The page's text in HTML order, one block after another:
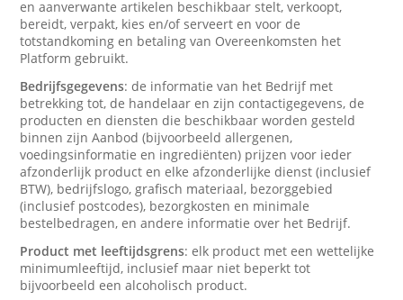
en aanverwante artikelen beschikbaar stelt, verkoopt,
bereidt, verpakt, kies en/of serveert en voor de
totstandkoming en betaling van Overeenkomsten het
Platform gebruikt.
Bedrijfsgegevens: de informatie van het Bedrijf met
betrekking tot, de handelaar en zijn contactigegevens, de
producten en diensten die beschikbaar worden gesteld
binnen zijn Aanbod (bijvoorbeeld allergenen,
voedingsinformatie en ingrediënten) prijzen voor ieder
afzonderlijk product en elke afzonderlijke dienst (inclusief
BTW), bedrijfslogo, grafisch materiaal, bezorggebied
(inclusief postcodes), bezorgkosten en minimale
bestelbedragen, en andere informatie over het Bedrijf.
Product met leeftijdsgrens: elk product met een wettelijke
minimumleeftijd, inclusief maar niet beperkt tot
bijvoorbeeld een alcoholisch product.